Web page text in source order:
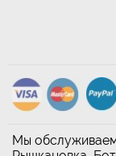
Мы